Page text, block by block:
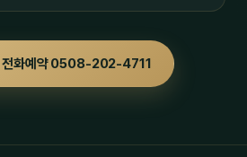
전화예약 0508-202-4711